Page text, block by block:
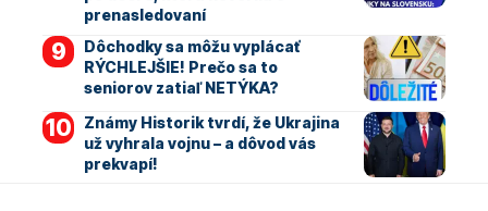
prenasledovaní
Dôchodky sa môžu vyplácať
RÝCHLEJŠIE! Prečo sa to
seniorov zatiaľ NETÝKA?
Známy Historik tvrdí, že Ukrajina
už vyhrala vojnu – a dôvod vás
prekvapí!